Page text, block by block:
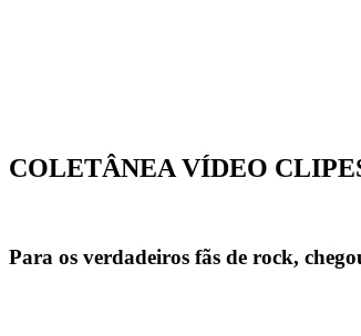
COLETÂNEA VÍDEO
Para os verdadeiros fãs de rock,